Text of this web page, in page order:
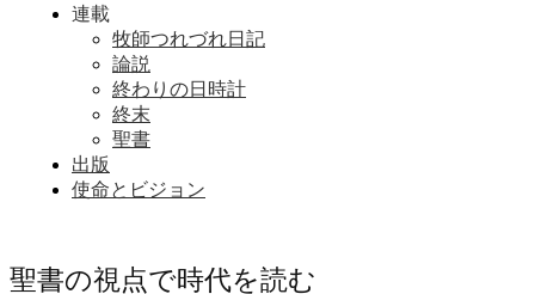
連載
牧師つれづれ日記
論説
終わりの日時計
終末
聖書
出版
使命とビジョン
聖書の視点で時代を読む